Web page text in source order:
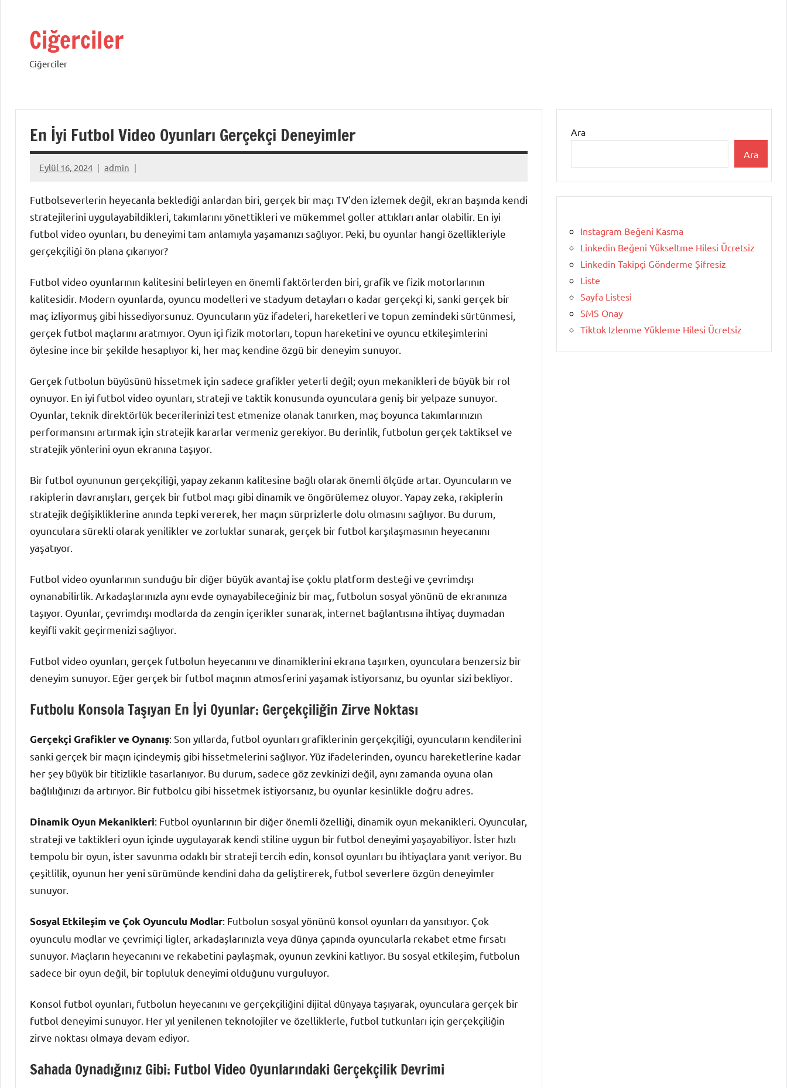
Ciğerciler
Ciğerciler
En İyi Futbol Video Oyunları Gerçekçi Deneyimler
Eylül 16, 2024 admin
Futbolseverlerin heyecanla beklediği anlardan biri, gerçek bir maçı TV'den izlemek değil, ekran başında kendi
stratejilerini uygulayabildikleri, takımlarını yönettikleri ve mükemmel goller attıkları anlar olabilir. En iyi
futbol video oyunları, bu deneyimi tam anlamıyla yaşamanızı sağlıyor. Peki, bu oyunlar hangi özellikleriyle
gerçekçiliği ön plana çıkarıyor?
Futbol video oyunlarının kalitesini belirleyen en önemli faktörlerden biri, grafik ve fizik motorlarının
kalitesidir. Modern oyunlarda, oyuncu modelleri ve stadyum detayları o kadar gerçekçi ki, sanki gerçek bir
maç izliyormuş gibi hissediyorsunuz. Oyuncuların yüz ifadeleri, hareketleri ve topun zemindeki sürtünmesi,
gerçek futbol maçlarını aratmıyor. Oyun içi fizik motorları, topun hareketini ve oyuncu etkileşimlerini
öylesine ince bir şekilde hesaplıyor ki, her maç kendine özgü bir deneyim sunuyor.
Gerçek futbolun büyüsünü hissetmek için sadece grafikler yeterli değil; oyun mekanikleri de büyük bir rol
oynuyor. En iyi futbol video oyunları, strateji ve taktik konusunda oyunculara geniş bir yelpaze sunuyor.
Oyunlar, teknik direktörlük becerilerinizi test etmenize olanak tanırken, maç boyunca takımlarınızın
performansını artırmak için stratejik kararlar vermeniz gerekiyor. Bu derinlik, futbolun gerçek taktiksel ve
stratejik yönlerini oyun ekranına taşıyor.
Bir futbol oyununun gerçekçiliği, yapay zekanın kalitesine bağlı olarak önemli ölçüde artar. Oyuncuların ve
rakiplerin davranışları, gerçek bir futbol maçı gibi dinamik ve öngörülemez oluyor. Yapay zeka, rakiplerin
stratejik değişikliklerine anında tepki vererek, her maçın sürprizlerle dolu olmasını sağlıyor. Bu durum,
oyunculara sürekli olarak yenilikler ve zorluklar sunarak, gerçek bir futbol karşılaşmasının heyecanını
yaşatıyor.
Futbol video oyunlarının sunduğu bir diğer büyük avantaj ise çoklu platform desteği ve çevrimdışı
oynanabilirlik. Arkadaşlarınızla aynı evde oynayabileceğiniz bir maç, futbolun sosyal yönünü de ekranınıza
taşıyor. Oyunlar, çevrimdışı modlarda da zengin içerikler sunarak, internet bağlantısına ihtiyaç duymadan
keyifli vakit geçirmenizi sağlıyor.
Futbol video oyunları, gerçek futbolun heyecanını ve dinamiklerini ekrana taşırken, oyunculara benzersiz bir
deneyim sunuyor. Eğer gerçek bir futbol maçının atmosferini yaşamak istiyorsanız, bu oyunlar sizi bekliyor.
Futbolu Konsola Taşıyan En İyi Oyunlar: Gerçekçiliğin Zirve Noktası
Gerçekçi Grafikler ve Oynanış: Son yıllarda, futbol oyunları grafiklerinin gerçekçiliği, oyuncuların kendilerini
sanki gerçek bir maçın içindeymiş gibi hissetmelerini sağlıyor. Yüz ifadelerinden, oyuncu hareketlerine kadar
her şey büyük bir titizlikle tasarlanıyor. Bu durum, sadece göz zevkinizi değil, aynı zamanda oyuna olan
bağlılığınızı da artırıyor. Bir futbolcu gibi hissetmek istiyorsanız, bu oyunlar kesinlikle doğru adres.
Dinamik Oyun Mekanikleri: Futbol oyunlarının bir diğer önemli özelliği, dinamik oyun mekanikleri. Oyuncular,
strateji ve taktikleri oyun içinde uygulayarak kendi stiline uygun bir futbol deneyimi yaşayabiliyor. İster hızlı
tempolu bir oyun, ister savunma odaklı bir strateji tercih edin, konsol oyunları bu ihtiyaçlara yanıt veriyor. Bu
çeşitlilik, oyunun her yeni sürümünde kendini daha da geliştirerek, futbol severlere özgün deneyimler
sunuyor.
Sosyal Etkileşim ve Çok Oyunculu Modlar: Futbolun sosyal yönünü konsol oyunları da yansıtıyor. Çok
oyunculu modlar ve çevrimiçi ligler, arkadaşlarınızla veya dünya çapında oyuncularla rekabet etme fırsatı
sunuyor. Maçların heyecanını ve rekabetini paylaşmak, oyunun zevkini katlıyor. Bu sosyal etkileşim, futbolun
sadece bir oyun değil, bir topluluk deneyimi olduğunu vurguluyor.
Konsol futbol oyunları, futbolun heyecanını ve gerçekçiliğini dijital dünyaya taşıyarak, oyunculara gerçek bir
futbol deneyimi sunuyor. Her yıl yenilenen teknolojiler ve özelliklerle, futbol tutkunları için gerçekçiliğin
zirve noktası olmaya devam ediyor.
Sahada Oynadığınız Gibi: Futbol Video Oyunlarındaki Gerçekçilik Devrimi
Ara
Ara
Instagram Beğeni Kasma
Linkedin Beğeni Yükseltme Hilesi Ücretsiz
Linkedin Takipçi Gönderme Şifresiz
Liste
Sayfa Listesi
SMS Onay
Tiktok Izlenme Yükleme Hilesi Ücretsiz